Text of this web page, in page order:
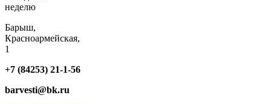
неделю
Барыш,
Красноармейская,
1
+7 (84253) 21-1-56
barvesti@bk.ru